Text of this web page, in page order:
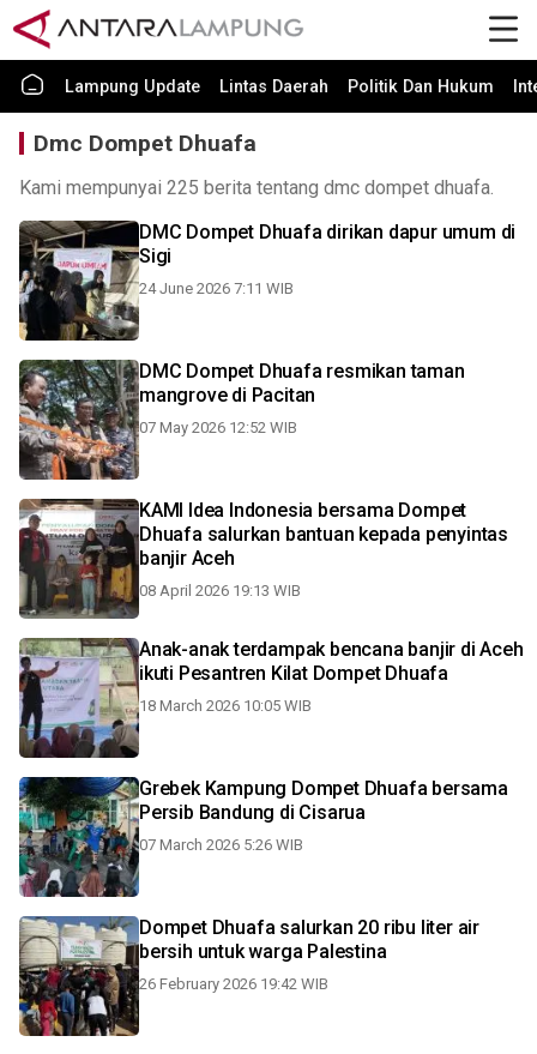
Lampung Update Lintas Daerah Politik Dan Hukum
Dmc Dompet Dhuafa
Kami mempunyai 225 berita tentang dmc dompet dhuafa.
DMC Dompet Dhuafa dirikan dapur umum di
Sigi
24 June 2026 7:11 WIB
DMC Dompet Dhuafa resmikan taman
mangrove di Pacitan
07 May 2026 12:52 WIB
KAMI Idea Indonesia bersama Dompet
Dhuafa salurkan bantuan kepada penyintas
banjir Aceh
08 April 2026 19:13 WIB
Anak-anak terdampak bencana banjir di Aceh
ikuti Pesantren Kilat Dompet Dhuafa
18 March 2026 10:05 WIB
Grebek Kampung Dompet Dhuafa bersama
Persib Bandung di Cisarua
07 March 2026 5:26 WIB
Dompet Dhuafa salurkan 20 ribu liter air
bersih untuk warga Palestina
26 February 2026 19:42 WIB